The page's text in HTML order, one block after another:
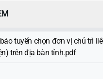
tuyển chọn đơn vị chủ trì
trên địa bàn tỉnh.pdf